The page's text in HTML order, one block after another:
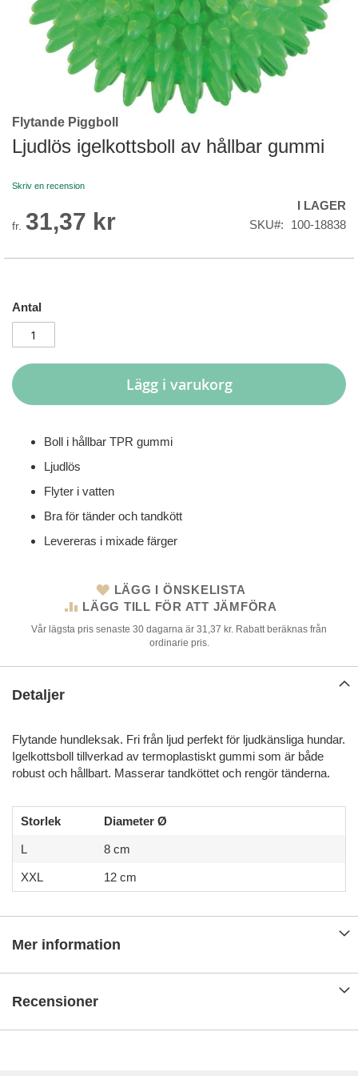
Skip
to
the
of
images
Flytande Piggboll
Ljudlös igelkottsboll av hållbar gummi
Skriv en recension
fr. 31,37 kr
I LAGER
SKU
100-18838
Antal
Lägg i varukorg
Boll i hållbar TPR gummi
Ljudlös
Flyter i vatten
Bra för tänder och tandkött
Levereras i mixade färger
LÄGG I ÖNSKELISTA
LÄGG TILL FÖR ATT JÄMFÖRA
Vår lägsta pris senaste 30 dagarna är 31,37 kr. Rabatt beräknas från
ordinarie pris.
Detaljer
Flytande hundleksak. Fri från ljud perfekt för ljudkänsliga hundar.
Igelkottsboll tillverkad av termoplastiskt gummi som är både
robust och hållbart. Masserar tandköttet och rengör tänderna.
Storlek Diameter Ø
L 8 cm
XXL 12 cm
Mer information
Recensioner